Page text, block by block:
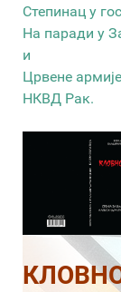
Степинац у
На паради у
и
Црвене
НКВД Рак.